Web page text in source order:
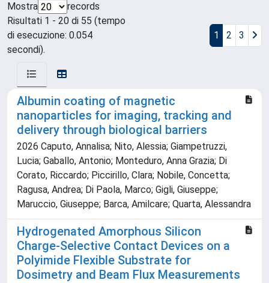
Mostra
records
Risultati 1 - 20 di 55 (tempo
di esecuzione: 0.054
secondi).
1 2 3
Albumin coating of magnetic
nanoparticles for imaging, tracking and
delivery through biological barriers
2026 Caputo, Annalisa; Nito, Alessia; Giampetruzzi,
Lucia; Gaballo, Antonio; Monteduro, Anna Grazia; Di
Corato, Riccardo; Piccirillo, Clara; Nobile, Concetta;
Ragusa, Andrea; Di Paola, Marco; Gigli, Giuseppe;
Maruccio, Giuseppe; Barca, Amilcare; Quarta, Alessandra
Hydrogenated Amorphous Silicon
Charge-Selective Contact Devices on a
Polyimide Flexible Substrate for
Dosimetry and Beam Flux Measurements